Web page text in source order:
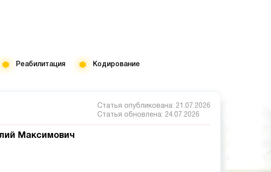
Реабилитация Кодирование
Статья опубликована: 21.07.2026
Статья обновлена: 24.07.2026
Максимович